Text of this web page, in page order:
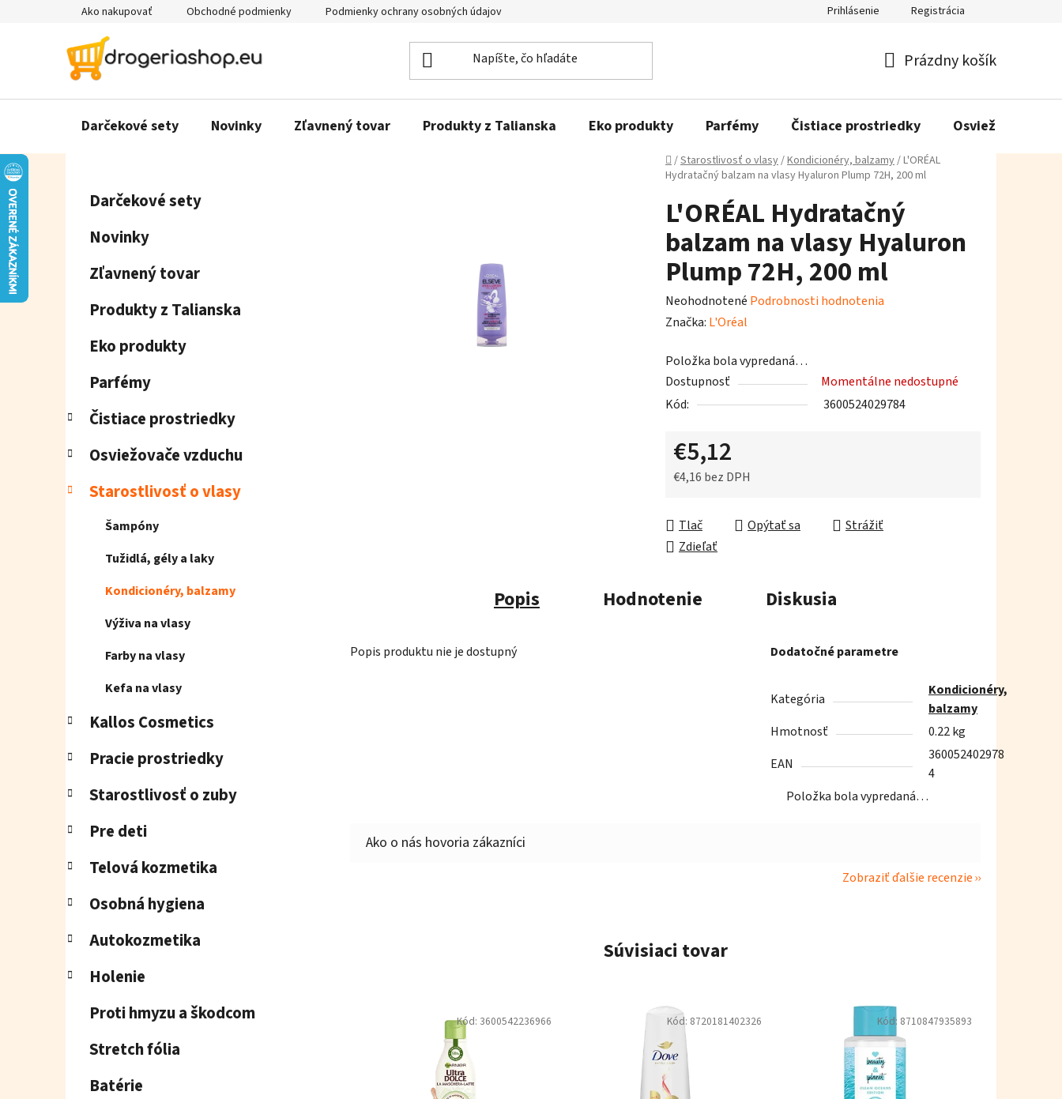
Ako nakupovať Obchodné podmienky Podmienky ochrany osobných údajov Prihlásenie Registrácia
košík
Prázdny košík
Darčekové sety Novinky Zľavnený tovar Produkty z Talianska Eko produkty Parfémy Čistiace prostriedky Osviežovače
Domov
/Starostlivosť o vlasy/Kondicionéry, balzamy/L'ORÉAL
Hydratačný balzam na vlasy Hyaluron Plump 72H, 200 ml
Preskočiť
kategórie
Darčekové sety
Novinky
Zľavnený tovar
Produkty z Talianska
Eko produkty
Parfémy
Čistiace prostriedky
Osviežovače vzduchu
Starostlivosť o vlasy
Šampóny
Tužidlá, gély a laky
Kondicionéry, balzamy
Výživa na vlasy
Farby na vlasy
Kefa na vlasy
Kallos Cosmetics
Pracie prostriedky
Starostlivosť o zuby
Pre deti
Telová kozmetika
Osobná hygiena
Autokozmetika
Holenie
Proti hmyzu a škodcom
Stretch fólia
Batérie
L'ORÉAL Hydratačný
balzam na vlasy Hyaluron
Plump 72H, 200 ml
Priemerné
hodnotenie
je
0,0
z
hviezdičiek.
Neohodnotené Podrobnosti hodnotenia
Značka: L'Oréal
Položka bola vypredaná…
Dostupnosť
Momentálne nedostupné
Kód:
3600524029784
€5,12
€4,16 bez DPH
Tlač
Opýtať sa
Strážiť
Zdieľať
Popis Hodnotenie Diskusia
Popis produktu nie je dostupný Dodatočné parametre
Kategória
Kondicionéry,
balzamy
Hmotnosť
0.22 kg
EAN
360052402978
4
Položka bola vypredaná…
Zobraziť ďalšie recenzie
Súvisiaci tovar
Kód: 3600542236966 Kód: 8720181402326 Kód: 8710847935893